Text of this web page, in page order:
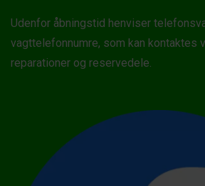
Udenfor åbningstid henviser
vagttelefonnumre, som kan kontaktes
reparationer og reservedele.